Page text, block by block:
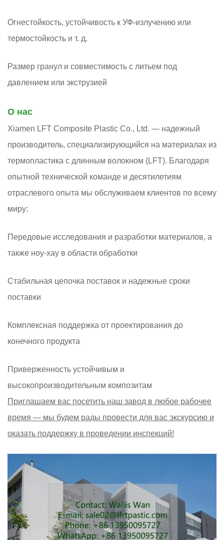
Огнестойкость, устойчивость к УФ-излучению или
термостойкость и т. д.
Размер гранул и совместимость с литьем под
давлением или экструзией
О нас
Xiamen LFT Composite Plastic Co., Ltd. — надежный
производитель, специализирующийся на материалах из
термопластика с длинным волокном (LFT). Благодаря
опытной технической команде и десятилетиям
отраслевого опыта мы обслуживаем клиентов по всему
миру:
Передовые исследования и разработки материалов, а
также ноу-хау в области обработки
Стабильная цепочка поставок и надежные сроки
поставки
Комплексная поддержка от проектирования до
конечного продукта
Приверженность устойчивым и
высокопроизводительным композитам
Приглашаем вас посетить наш завод в любое рабочее
время — мы будем рады провести для вас экскурсию и
оказать поддержку в проведении инспекций!